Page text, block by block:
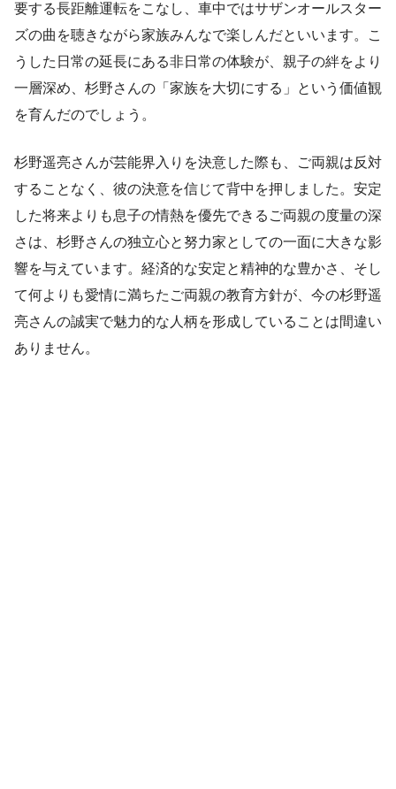
要する長距離運転をこなし、車中ではサザンオールスター
ズの曲を聴きながら家族みんなで楽しんだといいます。こ
うした日常の延長にある非日常の体験が、親子の絆をより
一層深め、杉野さんの「家族を大切にする」という価値観
を育んだのでしょう。
杉野遥亮さんが芸能界入りを決意した際も、ご両親は反対
することなく、彼の決意を信じて背中を押しました。安定
した将来よりも息子の情熱を優先できるご両親の度量の深
さは、杉野さんの独立心と努力家としての一面に大きな影
響を与えています。経済的な安定と精神的な豊かさ、そし
て何よりも愛情に満ちたご両親の教育方針が、今の杉野遥
亮さんの誠実で魅力的な人柄を形成していることは間違い
ありません。